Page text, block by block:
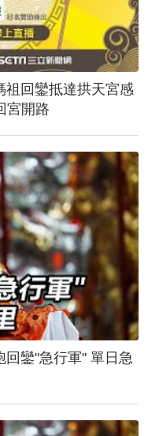
祖回鑾抵達拱天宮感
宮開路
急行軍" 單日急